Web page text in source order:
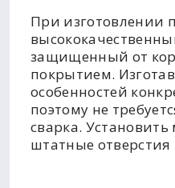
При изготовлении
защищенный от
покрытием.
особенностей
поэтому не
сварка.
штатные отверстия